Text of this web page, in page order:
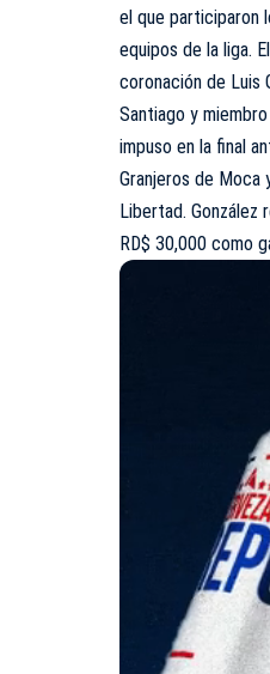
el que participaron
equipos de la liga.
coronación de Luis
Santiago y
impuso en la final
Granjeros de
Libertad. González
RD$ 30,000 como